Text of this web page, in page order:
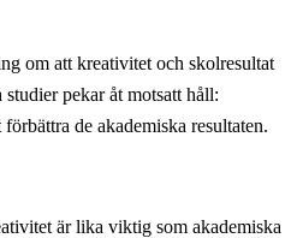
om att kreativitet och skolresultat
pekar åt motsatt håll:
de akademiska resultaten.
är lika viktig som akademiska